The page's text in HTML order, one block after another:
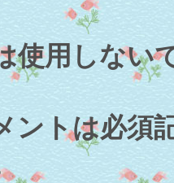
使用しない
ントは必須